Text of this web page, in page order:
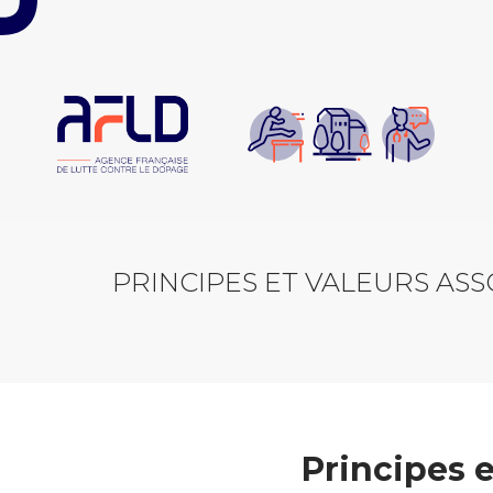
Panneau de gestion des cookies
PRINCIPES ET VALEURS
Principes